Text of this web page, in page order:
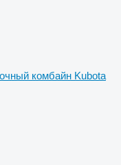
комбайн Kubota